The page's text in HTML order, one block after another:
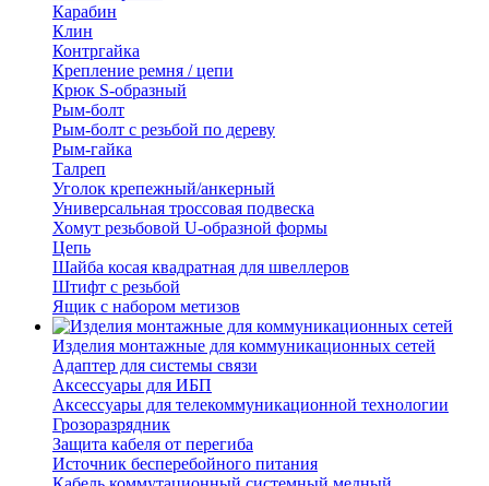
Карабин
Клин
Контргайка
Крепление ремня / цепи
Крюк S-образный
Рым-болт
Рым-болт с резьбой по дереву
Рым-гайка
Талреп
Уголок крепежный/анкерный
Универсальная троссовая подвеска
Хомут резьбовой U-образной формы
Цепь
Шайба косая квадратная для швеллеров
Штифт с резьбой
Ящик с набором метизов
Изделия монтажные для коммуникационных сетей
Адаптер для системы связи
Аксессуары для ИБП
Аксессуары для телекоммуникационной технологии
Грозоразрядник
Защита кабеля от перегиба
Источник бесперебойного питания